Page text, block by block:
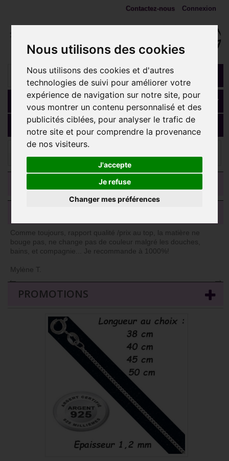
Nous utilisons des cookies
Nous utilisons des cookies et d'autres
technologies de suivi pour améliorer votre
expérience de navigation sur notre site, pour
vous montrer un contenu personnalisé et des
publicités ciblées, pour analyser le trafic de
notre site et pour comprendre la provenance
de nos visiteurs.
J'accepte
Je refuse
Changer mes préférences
Connexion
Contactez-nous
Panier (vide)
MENU
COLLIERS et chaines
gourmette diamantée 1,2 mm CH 16
Comme toujours, rapport qualité /prix au top, la matière ne
bouge pas, ne change pas de couleur malgré les douches,
bains, et compagnie... Je recommande à 1000%!
Mylène T.
→
←
PROMOTIONS